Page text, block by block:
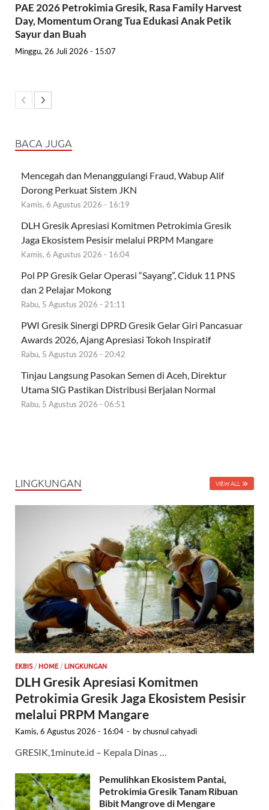
PAE 2026 Petrokimia Gresik, Rasa Family Harvest
Day, Momentum Orang Tua Edukasi Anak Petik
Sayur dan Buah
Minggu, 26 Juli 2026 - 15:07
BACA JUGA
Mencegah dan Menanggulangi Fraud, Wabup Alif
Dorong Perkuat Sistem JKN
Kamis, 6 Agustus 2026 - 16:19
DLH Gresik Apresiasi Komitmen Petrokimia Gresik
Jaga Ekosistem Pesisir melalui PRPM Mangare
Kamis, 6 Agustus 2026 - 16:04
Pol PP Gresik Gelar Operasi “Sayang”, Ciduk 11 PNS
dan 2 Pelajar Mokong
Rabu, 5 Agustus 2026 - 21:11
PWI Gresik Sinergi DPRD Gresik Gelar Giri Pancasuar
Awards 2026, Ajang Apresiasi Tokoh Inspiratif
Rabu, 5 Agustus 2026 - 20:42
Tinjau Langsung Pasokan Semen di Aceh, Direktur
Utama SIG Pastikan Distribusi Berjalan Normal
Rabu, 5 Agustus 2026 - 06:51
LINGKUNGAN VIEW ALL
EKBIS/ HOME / LINGKUNGAN
DLH Gresik Apresiasi Komitmen
Petrokimia Gresik Jaga Ekosistem Pesisir
melalui PRPM Mangare
Kamis, 6 Agustus 2026 - 16:04 - bychusnul cahyadi
GRESIK,1minute.id – Kepala Dinas …
Pemulihkan Ekosistem Pantai,
Petrokimia Gresik Tanam Ribuan
Bibit Mangrove di Mengare